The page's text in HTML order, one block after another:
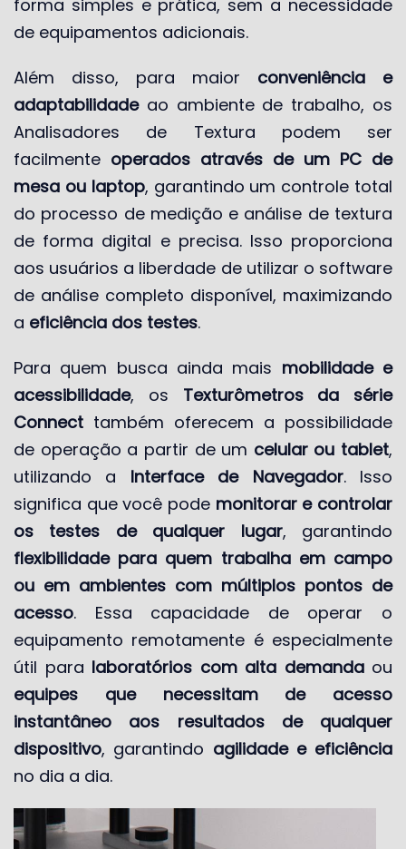
forma simples e prática, sem a necessidade
de equipamentos adicionais.
Além disso, para maior conveniência e
adaptabilidadeao ambiente de trabalho, os
Analisadores de Textura podem ser
facilmente operados através de um PC de
mesa ou laptop, garantindo um controle total
do processo de medição e análise de textura
de forma digital e precisa. Isso proporciona
aos usuários a liberdade de utilizar o software
de análise completo disponível, maximizando
a eficiência dos testes.
Para quem busca ainda mais mobilidade e
acessibilidade, os Texturômetros da série
Connect também oferecem a possibilidade
de operação a partir de um celular ou tablet,
utilizando a Interface de Navegador. Isso
significa que você pode monitorar e controlar
os testes de qualquer lugar, garantindo
flexibilidade para quem trabalha em campo
ou em ambientes com múltiplos pontos de
acesso. Essa capacidade de operar o
equipamento remotamente é especialmente
útil para laboratórios com alta demandaou
equipes que necessitam de acesso
instantâneo aos resultados de qualquer
dispositivo, garantindo agilidade e eficiência
no dia a dia.